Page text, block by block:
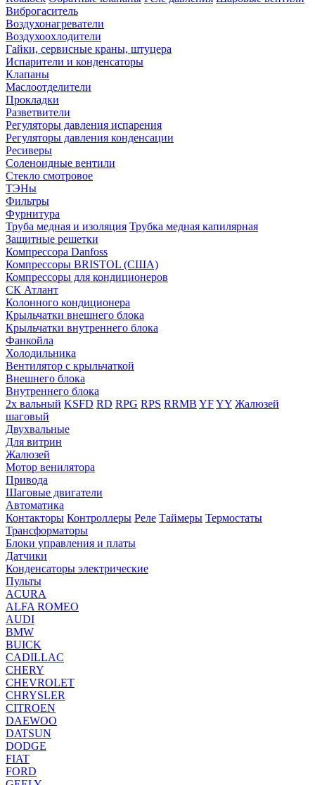
Виброгаситель
Воздухонагреватели
Воздухоохлодители
Гайки, сервисные краны, штуцера
Испарители и конденсаторы
Клапаны
Маслоотделители
Прокладки
Разветвители
Регуляторы давления испарения
Регуляторы давления конденсации
Ресиверы
Соленоидные вентили
Стекло смотровое
ТЭНы
Фильтры
Фурнитура
Труба медная и изоляция Трубка медная капилярная
Защитные решетки
Компрессора Danfoss
Компрессоры BRISTOL (США)
Компрессоры для кондиционеров
СК Атлант
Колонного кондиционера
Крыльчатки внешнего блока
Крыльчатки внутреннего блока
Фанкойла
Холодильника
Вентилятор с крыльчаткой
Внешнего блока
Внутреннего блока
2х вальный KSFD RD RPG RPS RRMB YFYY Жалюзей
шаговый
Двухвальные
Для витрин
Жалюзей
Мотор венилятора
Привода
Шаговые двигатели
Автоматика
Контакторы Контроллеры Реле Таймеры Термостаты
Трансформаторы
Блоки управления и платы
Датчики
Конденсаторы электрические
Пульты
ACURA
ALFA ROMEO
AUDI
BMW
BUICK
CADILLAC
CHERY
CHEVROLET
CHRYSLER
CITROEN
DAEWOO
DATSUN
DODGE
FIAT
FORD